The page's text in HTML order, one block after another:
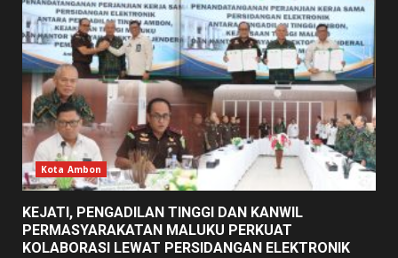
Kota Ambon
KEJATI, PENGADILAN TINGGI DAN KANWIL
PERMASYARAKATAN MALUKU PERKUAT
KOLABORASI LEWAT PERSIDANGAN ELEKTRONIK